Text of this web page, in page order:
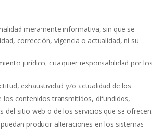
meramente informativa, sin que se
corrección, vigencia o actualidad, ni su
jurídico, cualquier responsabilidad por los
exhaustividad y/o actualidad de los
los contenidos transmitidos, difundidos,
del sitio web o de los servicios que se ofrecen.
producir alteraciones en los sistemas